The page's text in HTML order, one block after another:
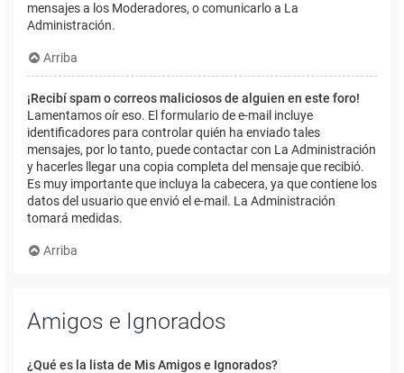
mensajes a los Moderadores, o comunicarlo a La
Administración.
Arriba
¡Recibí spam o correos maliciosos de alguien en este foro!
Lamentamos oír eso. El formulario de e-mail incluye
identificadores para controlar quién ha enviado tales
mensajes, por lo tanto, puede contactar con La Administración
y hacerles llegar una copia completa del mensaje que recibió.
Es muy importante que incluya la cabecera, ya que contiene los
datos del usuario que envió el e-mail. La Administración
tomará medidas.
Arriba
Amigos e Ignorados
¿Qué es la lista de Mis Amigos e Ignorados?